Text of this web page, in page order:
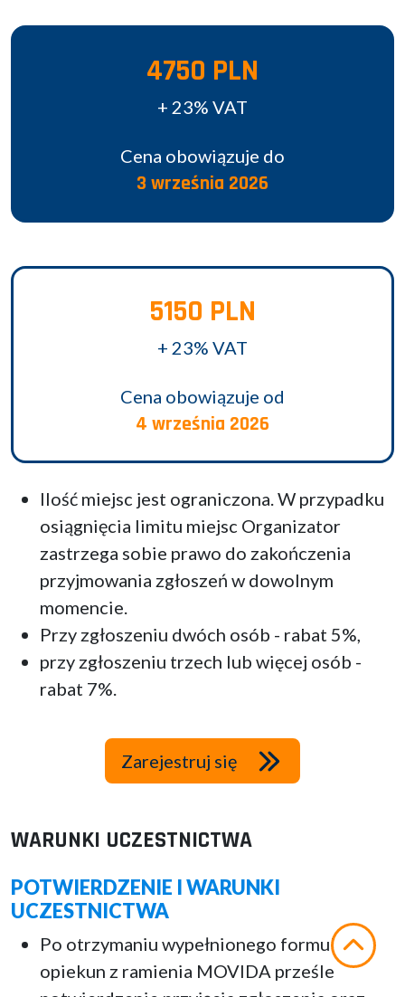
4750 PLN
+ 23% VAT
Cena obowiązuje do
3 września 2026
5150 PLN
+ 23% VAT
Cena obowiązuje od
4 września 2026
Ilość miejsc jest ograniczona. W przypadku
osiągnięcia limitu miejsc Organizator
zastrzega sobie prawo do zakończenia
przyjmowania zgłoszeń w dowolnym
momencie.
Przy zgłoszeniu dwóch osób - rabat 5%,
przy zgłoszeniu trzech lub więcej osób -
rabat 7%.
Zarejestruj się
WARUNKI UCZESTNICTWA
POTWIERDZENIE I WARUNKI
UCZESTNICTWA
Po otrzymaniu wypełnionego formularza
opiekun z ramienia MOVIDA prześle